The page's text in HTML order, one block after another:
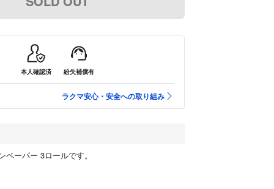
本人確認済 紛失補償有
ラクマ安心・安全への取り組み
ペーパー 3ロールです。